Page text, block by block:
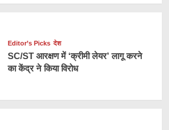
Editor’s Picks देश
SC/ST आरक्षण में ‘क्रीमी लेयर’ लागू करने
का केंद्र ने किया विरोध